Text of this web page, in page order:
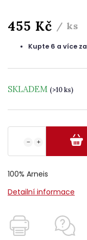
455 Kč / ks
Kupte 6 a více za
SKLADEM (>10 ks)
+
−
100% Arneis
Detailní informace